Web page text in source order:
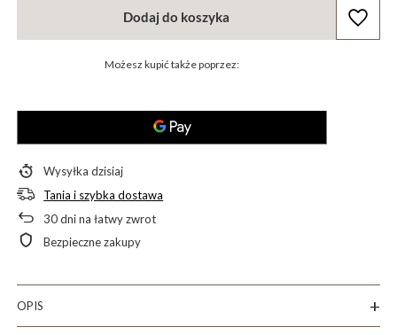
Dodaj do koszyka
Możesz kupić także poprzez:
Wysyłkadzisiaj
Tania i szybka dostawa
30dni na łatwy zwrot
Bezpieczne zakupy
OPIS